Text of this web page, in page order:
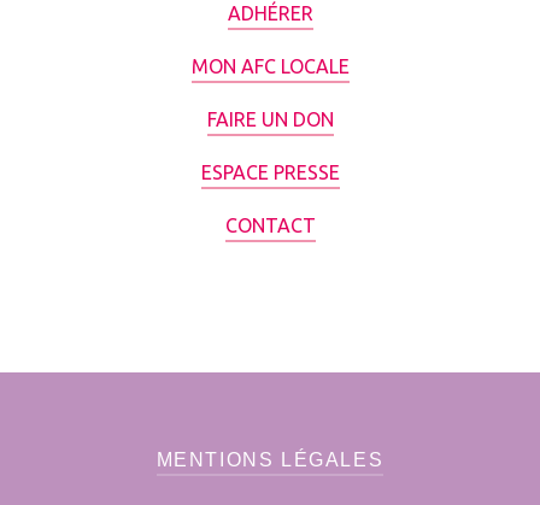
ADHÉRER
MON AFC LOCALE
FAIRE UN DON
ESPACE PRESSE
CONTACT
MENTIONS LÉGALES